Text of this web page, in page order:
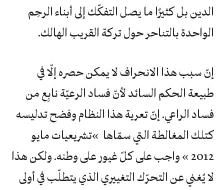
الدين بل كثيرًا ما يصل التفكّك إلى أبناء الرحِم
الواحدة بالتناحر حول تركة القريب الهالك.
إنّ سبب هذا الانحراف لا يمكن حصره إلّا في
طبيعة الحكم السائد لأنّ فساد الرعيّة نابِع من
فساد الراعي. إنّ تعرية هذا النظام وفضح تدليسه
كتلك المغالطة التي سمّاها »تشريعيات مايو
2012 » واجب على كلّ غيور على وطنه. ولكن هذا
لا يُغني عن التحرّك التغييري الذي يتطلّب في أولى